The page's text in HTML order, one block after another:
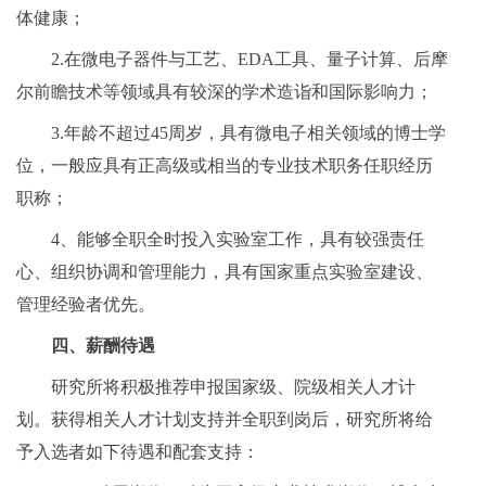
体健康；
2.在微电子器件与工艺、EDA工具、量子计算、后摩
尔前瞻技术等领域具有较深的学术造诣和国际影响力；
3.年龄不超过45周岁，具有微电子相关领域的博士学
位，一般应具有正高级或相当的专业技术职务任职经历
职称；
4、能够全职全时投入实验室工作，具有较强责任
心、组织协调和管理能力，具有国家重点实验室建设、
管理经验者优先。
四、薪酬待遇
研究所将积极推荐申报国家级、院级相关人才计
划。获得相关人才计划支持并全职到岗后，研究所将给
予入选者如下待遇和配套支持：